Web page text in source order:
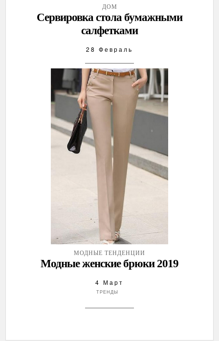
ДОМ
Сервировка стола бумажными
салфетками
28 Февраль
МОДНЫЕ ТЕНДЕНЦИИ
Модные женские брюки 2019
4 Март
ТРЕНДЫ